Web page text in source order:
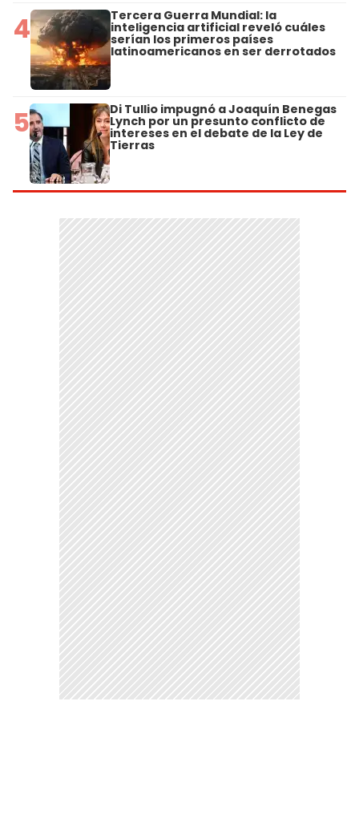
4 Tercera Guerra Mundial: la
inteligencia artificial reveló cuáles
serían los primeros países
latinoamericanos en ser derrotados
5 Di Tullio impugnó a Joaquín Benegas
Lynch por un presunto conflicto de
intereses en el debate de la Ley de
Tierras